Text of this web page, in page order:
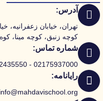
آدرس:
تهران، خیابان زعفرانیه،
کوچه زنبق، کوچه مینا،
شماره تماس:
02175937000 - 02122435550
رایانامه:
info@mahdavischool.org